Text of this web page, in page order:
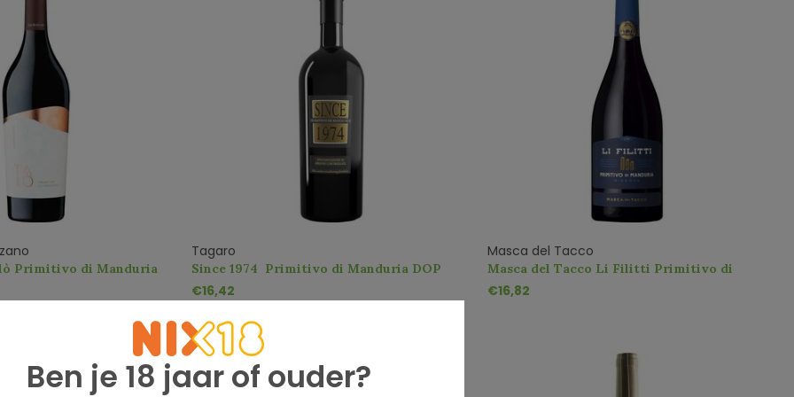
Ben je 18 jaar of ouder?
Primitivo di Manduria
Tagaro
Since 1974 Primitivo di Manduria DOP
€16,42
Masca del Tacco
Masca del Tacco Li Filitti Primitivo di
Manduria Riserva
€16,82